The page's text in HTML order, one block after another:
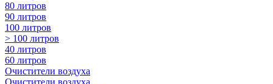
80 литров
90 литров
100 литров
> 100 литров
40 литров
60 литров
Очистители воздуха
Очистители воздуха